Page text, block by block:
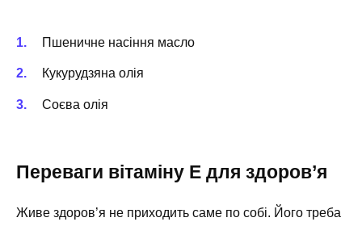
Пшеничне насіння масло
Кукурудзяна олія
Соєва олія
Переваги вітаміну Е для здоров’я
Живе здоров’я не приходить саме по собі. Його треба